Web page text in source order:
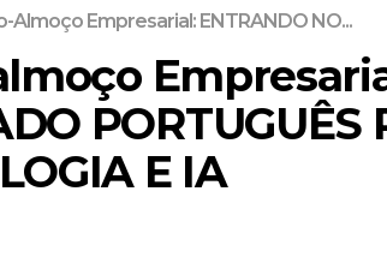
Almoço Empresarial: ENTRANDO NO...
PORTUGUÊS
E IA